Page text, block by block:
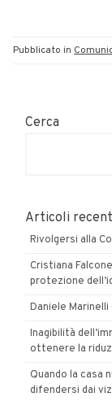
Pubblicato in
Cerca
Articoli
Rivolgersi alla
Cristiana
protezione
Daniele Marinelli
Inagibilità
ottenere la
Quando la casa
difendersi dai